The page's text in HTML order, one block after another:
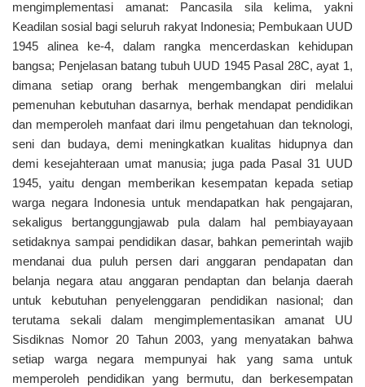
mengimplementasi amanat: Pancasila sila kelima, yakni
Keadilan sosial bagi seluruh rakyat Indonesia; Pembukaan UUD
1945 alinea ke-4, dalam rangka mencerdaskan kehidupan
bangsa; Penjelasan batang tubuh UUD 1945 Pasal 28C, ayat 1,
dimana setiap orang berhak mengembangkan diri melalui
pemenuhan kebutuhan dasarnya, berhak mendapat pendidikan
dan memperoleh manfaat dari ilmu pengetahuan dan teknologi,
seni dan budaya, demi meningkatkan kualitas hidupnya dan
demi kesejahteraan umat manusia; juga pada Pasal 31 UUD
1945, yaitu dengan memberikan kesempatan kepada setiap
warga negara Indonesia untuk mendapatkan hak pengajaran,
sekaligus bertanggungjawab pula dalam hal pembiayayaan
setidaknya sampai pendidikan dasar, bahkan pemerintah wajib
mendanai dua puluh persen dari anggaran pendapatan dan
belanja negara atau anggaran pendaptan dan belanja daerah
untuk kebutuhan penyelenggaran pendidikan nasional; dan
terutama sekali dalam mengimplementasikan amanat UU
Sisdiknas Nomor 20 Tahun 2003, yang menyatakan bahwa
setiap warga negara mempunyai hak yang sama untuk
memperoleh pendidikan yang bermutu, dan berkesempatan